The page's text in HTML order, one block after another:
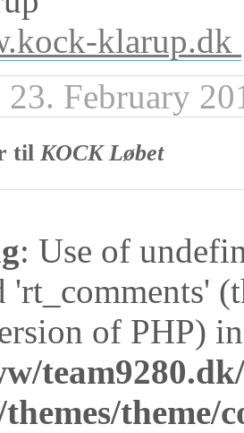
klarup.dk
23. February
til KOCK Løbet
: Use of
'rt_comments'
of PHP) in
theme/